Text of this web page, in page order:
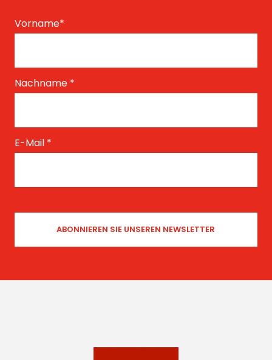
Vorname*
Nachname *
E-Mail *